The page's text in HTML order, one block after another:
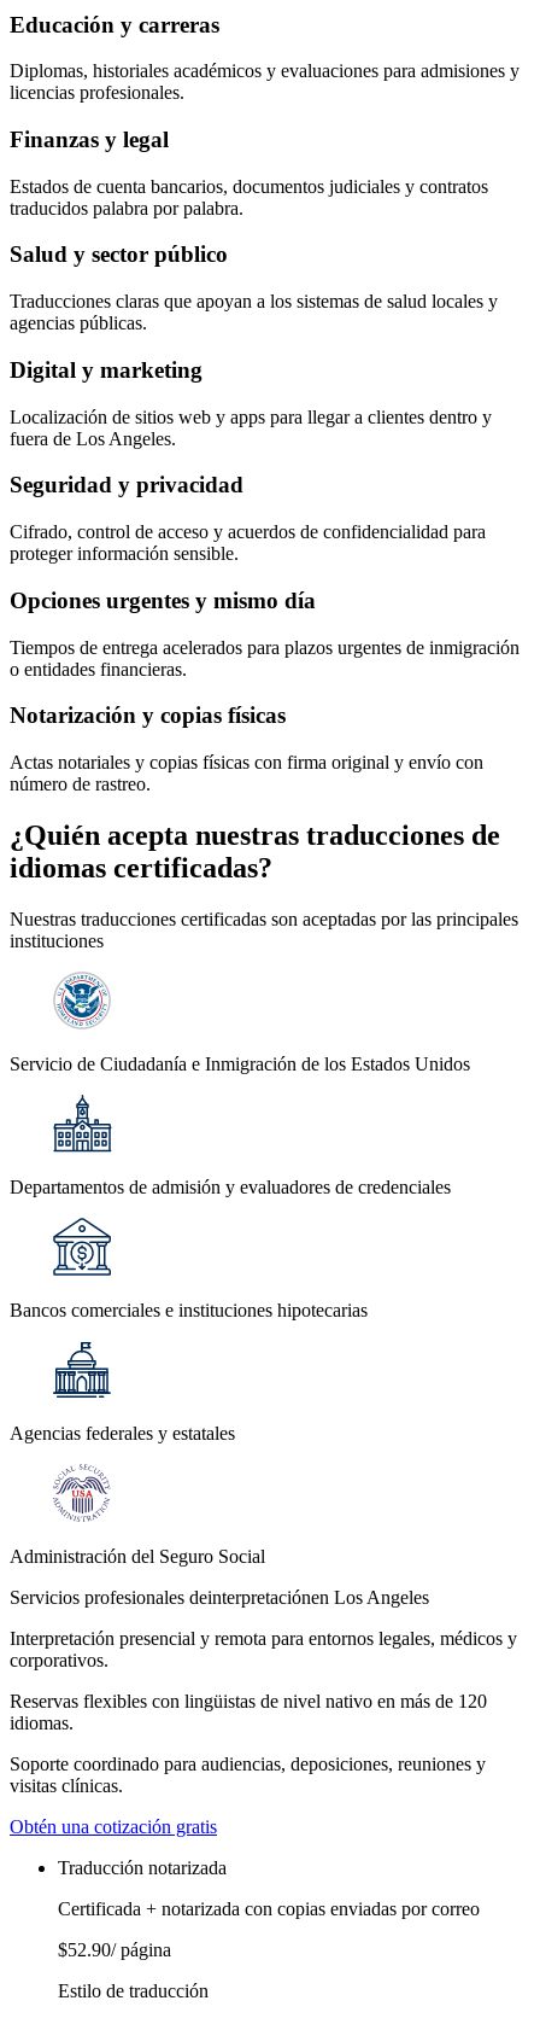
Educación y carreras
Diplomas, historiales académicos y evaluaciones para admisiones y
licencias profesionales.
Finanzas y legal
Estados de cuenta bancarios, documentos judiciales y contratos
traducidos palabra por palabra.
Salud y sector público
Traducciones claras que apoyan a los sistemas de salud locales y
agencias públicas.
Digital y marketing
Localización de sitios web y apps para llegar a clientes dentro y
fuera de Los Angeles.
Seguridad y privacidad
Cifrado, control de acceso y acuerdos de confidencialidad para
proteger información sensible.
Opciones urgentes y mismo día
Tiempos de entrega acelerados para plazos urgentes de inmigración
o entidades financieras.
Notarización y copias físicas
Actas notariales y copias físicas con firma original y envío con
número de rastreo.
¿Quién acepta nuestras traducciones de
idiomas certificadas?
Nuestras traducciones certificadas son aceptadas por las principales
instituciones
Servicio de Ciudadanía e Inmigración de los Estados Unidos
Departamentos de admisión y evaluadores de credenciales
Bancos comerciales e instituciones hipotecarias
Agencias federales y estatales
Administración del Seguro Social
Servicios profesionales deinterpretaciónen Los Angeles
Interpretación presencial y remota para entornos legales, médicos y
corporativos.
Reservas flexibles con lingüistas de nivel nativo en más de 120
idiomas.
Soporte coordinado para audiencias, deposiciones, reuniones y
visitas clínicas.
Obtén una cotización gratis
Traducción notarizada
Certificada + notarizada con copias enviadas por correo
$52.90/ página
Estilo de traducción